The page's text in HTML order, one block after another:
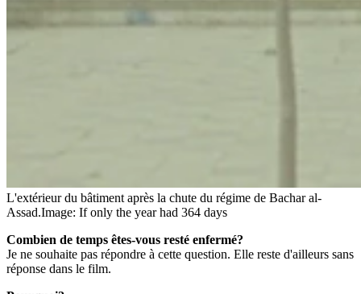
L'extérieur du bâtiment après la chute du régime de Bachar al-
Assad.Image: If only the year had 364 days
Combien de temps êtes-vous resté enfermé?
Je ne souhaite pas répondre à cette question. Elle reste d'ailleurs sans
réponse dans le film.